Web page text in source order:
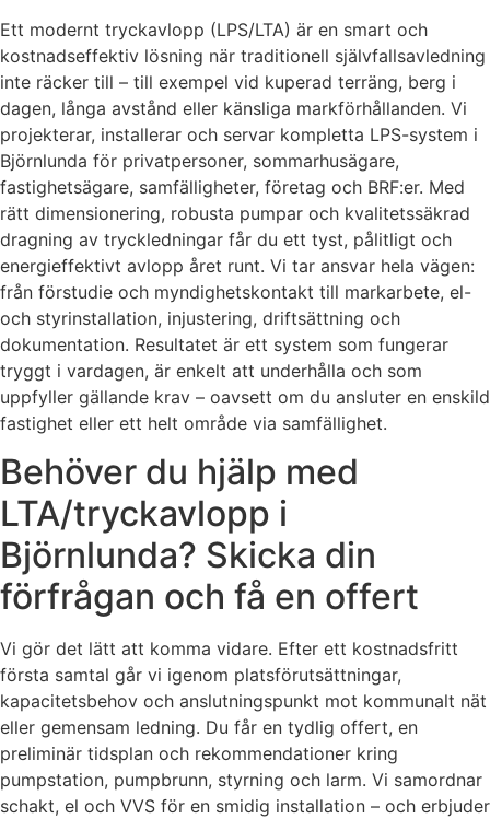
Ett modernt tryckavlopp (LPS/LTA) är en smart och
kostnadseffektiv lösning när traditionell självfallsavledning
inte räcker till – till exempel vid kuperad terräng, berg i
dagen, långa avstånd eller känsliga markförhållanden. Vi
projekterar, installerar och servar kompletta LPS-system i
Björnlunda för privatpersoner, sommarhusägare,
fastighetsägare, samfälligheter, företag och BRF:er. Med
rätt dimensionering, robusta pumpar och kvalitetssäkrad
dragning av tryckledningar får du ett tyst, pålitligt och
energieffektivt avlopp året runt. Vi tar ansvar hela vägen:
från förstudie och myndighetskontakt till markarbete, el-
och styrinstallation, injustering, driftsättning och
dokumentation. Resultatet är ett system som fungerar
tryggt i vardagen, är enkelt att underhålla och som
uppfyller gällande krav – oavsett om du ansluter en enskild
fastighet eller ett helt område via samfällighet.
Behöver du hjälp med
LTA/tryckavlopp i
Björnlunda? Skicka din
förfrågan och få en offert
Vi gör det lätt att komma vidare. Efter ett kostnadsfritt
första samtal går vi igenom platsförutsättningar,
kapacitetsbehov och anslutningspunkt mot kommunalt nät
eller gemensam ledning. Du får en tydlig offert, en
preliminär tidsplan och rekommendationer kring
pumpstation, pumpbrunn, styrning och larm. Vi samordnar
schakt, el och VVS för en smidig installation – och erbjuder